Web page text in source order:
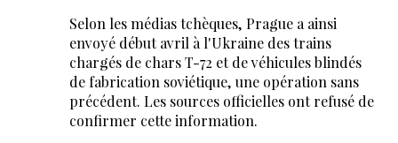
Selon les médias tchèques, Prague a ainsi
envoyé début avril à l'Ukraine des trains
chargés de chars T-72 et de véhicules blindés
de fabrication soviétique, une opération sans
précédent. Les sources officielles ont refusé de
confirmer cette information.